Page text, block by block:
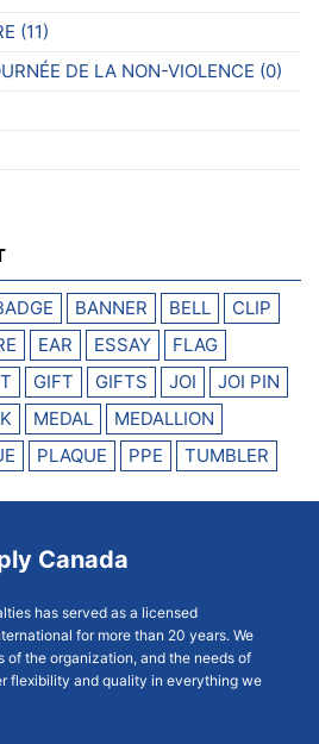
(11)
DE LA NON-VIOLENCE (0)
BANNER BELL
CLIP
EAR ESSAY
FLAG
GIFT GIFTS JOI
JOI PIN
MEDAL
MEDALLION
PLAQUE PPE TUMBLER
Canada
has served as a licensed
for more than 20 years. We
of the organization, and the needs of
flexibility and quality in everything we